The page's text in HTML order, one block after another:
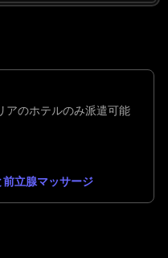
アのホテルのみ派遣可能
立腺マッサージ